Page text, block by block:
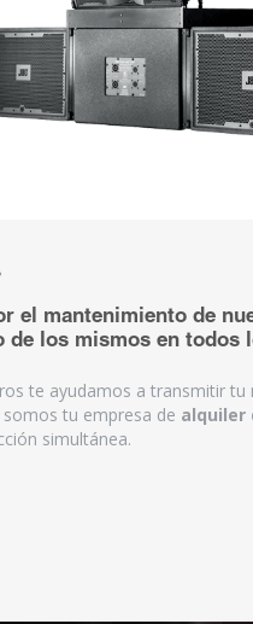
el mantenimiento de
los mismos en todos
te ayudamos a transmitir tu
tu empresa de alquiler
simultánea.